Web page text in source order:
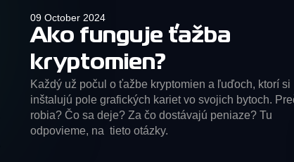
09 October 2024
Ako funguje ťažba
kryptomien?
Každý už počul o ťažbe kryptomien a ľuďoch, ktorí si
inštalujú pole grafických kariet vo svojich bytoch.
robia? Čo sa deje? Za čo dostávajú peniaze? Tu
odpovieme, na tieto otázky.